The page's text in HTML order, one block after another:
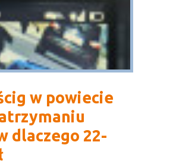
w powiecie
dlaczego 22-